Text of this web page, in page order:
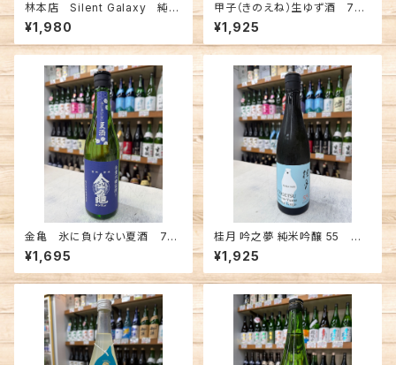
林本店 Silent Galaxy 純米
大吟醸 無濾過生原酒 720m
l¥1,980
甲子（きのえね）生ゆず酒 720
ml
¥1,925
金亀 氷に負けない夏酒 720
ml
¥1,695
桂月 吟之夢 純米吟醸 55 夏
の生酒 720ml
¥1,925